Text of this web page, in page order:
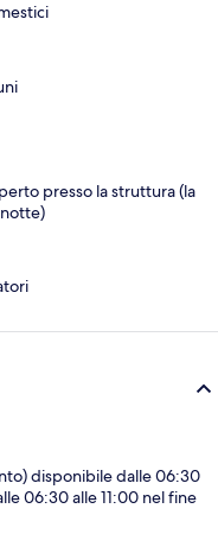
presso la struttura (la
disponibile dalle 06:30
06:30 alle 11:00 nel fine